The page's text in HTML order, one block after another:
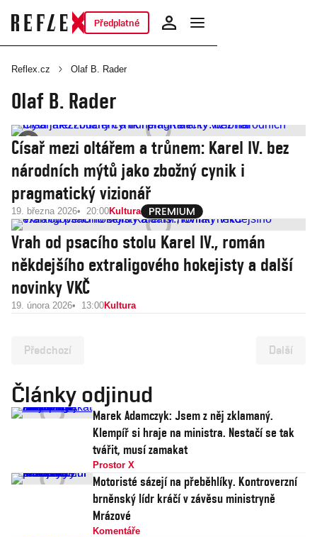
Předplatné
Reflex.cz Olaf B. Rader
Olaf B. Rader
Císař mezi oltářem a trůnem: Karel IV. bez
národních mýtů jako zbožný cynik i
pragmatický vizionář
19. března 2026 20:00Kultura
Vrah od psacího stolu Karel IV., román
někdejšího extraligového hokejisty a další
novinky VKČ
19. února 2026 13:00Kultura
Předchozí Další
Články odjinud
Marek Adamczyk: Jsem z něj zklamaný.
Klempíř si hraje na ministra. Nestačí se tak
tvářit, musí zamakat
Prostor X
Motoristé sázejí na přeběhlíky. Kontroverzní
brněnský lídr kráčí v závěsu ministryně
Mrázové
Komentáře